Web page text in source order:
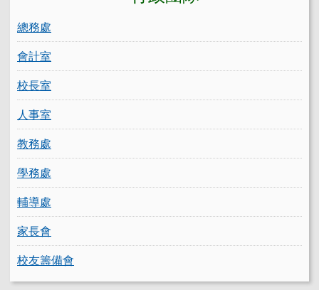
總務處
會計室
校長室
人事室
教務處
學務處
輔導處
家長會
校友籌備會